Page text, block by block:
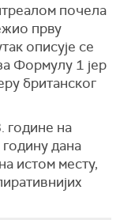
почела
прву
описује се
Формулу 1 јер
британског
године на
дана
истом месту,